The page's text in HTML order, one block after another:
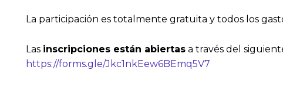
La participación es totalmente gratuita y todos los
Las inscripciones están abiertas a través del
https://forms.gle/Jkc1nkEew6BEmq5V7